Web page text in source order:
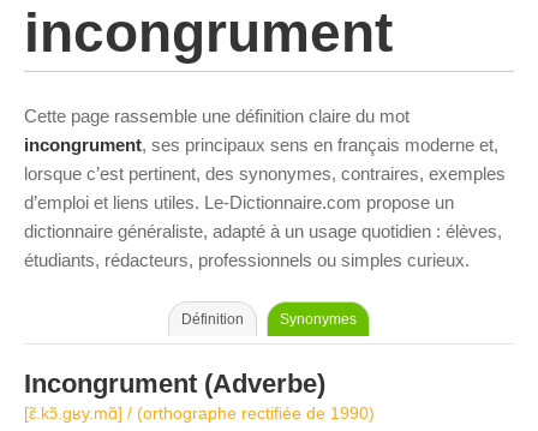
incongrument
Cette page rassemble une définition claire du mot
incongrument, ses principaux sens en français moderne et,
lorsque c’est pertinent, des synonymes, contraires, exemples
d’emploi et liens utiles. Le-Dictionnaire.com propose un
dictionnaire généraliste, adapté à un usage quotidien : élèves,
étudiants, rédacteurs, professionnels ou simples curieux.
Définition Synonymes
Incongrument (Adverbe)
[ɛ̃.kɔ̃.ɡʁy.mɑ̃] / (orthographe rectifiée de 1990)